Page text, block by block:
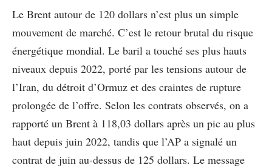
Le Brent autour de 120 dollars n’est plus un simple
mouvement de marché. C’est le retour brutal du risque
énergétique mondial. Le baril a touché ses plus hauts
niveaux depuis 2022, porté par les tensions autour de
l’Iran, du détroit d’Ormuz et des craintes de rupture
prolongée de l’offre. Selon les contrats observés, on a
rapporté un Brent à 118,03 dollars après un pic au plus
haut depuis juin 2022, tandis que l’AP a signalé un
contrat de juin au-dessus de 125 dollars. Le message